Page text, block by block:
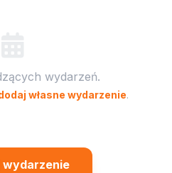
wydarzeń.
własne wydarzenie.
wydarzenie